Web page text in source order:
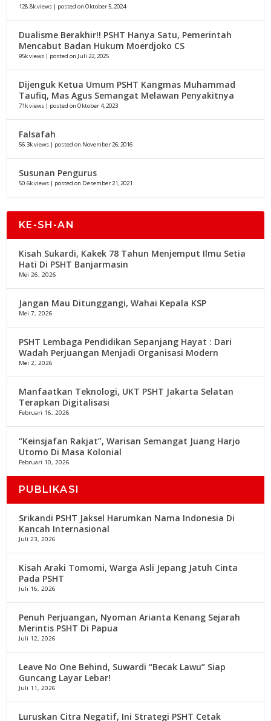
128.8k views | posted on Oktober 5, 2024
Dualisme Berakhir!! PSHT Hanya Satu, Pemerintah
Mencabut Badan Hukum Moerdjoko CS
95k views | posted on Juli 22, 2025
Dijenguk Ketua Umum PSHT Kangmas Muhammad
Taufiq, Mas Agus Semangat Melawan Penyakitnya
71k views | posted on Oktober 4, 2023
Falsafah
56.3k views | posted on November 26, 2016
Susunan Pengurus
50.6k views | posted on Desember 21, 2021
KE-SH-AN
Kisah Sukardi, Kakek 78 Tahun Menjemput Ilmu Setia
Hati Di PSHT Banjarmasin
Mei 26, 2026
Jangan Mau Ditunggangi, Wahai Kepala KSP
Mei 7, 2026
PSHT Lembaga Pendidikan Sepanjang Hayat : Dari
Wadah Perjuangan Menjadi Organisasi Modern
Mei 2, 2026
Manfaatkan Teknologi, UKT PSHT Jakarta Selatan
Terapkan Digitalisasi
Februari 16, 2026
“Keinsjafan Rakjat”, Warisan Semangat Juang Harjo
Utomo Di Masa Kolonial
Februari 10, 2026
PUBLIKASI
Srikandi PSHT Jaksel Harumkan Nama Indonesia Di
Kancah Internasional
Juli 23, 2026
Kisah Araki Tomomi, Warga Asli Jepang Jatuh Cinta
Pada PSHT
Juli 16, 2026
Penuh Perjuangan, Nyoman Arianta Kenang Sejarah
Merintis PSHT Di Papua
Juli 12, 2026
Leave No One Behind, Suwardi “Becak Lawu” Siap
Guncang Layar Lebar!
Juli 11, 2026
Luruskan Citra Negatif, Ini Strategi PSHT Cetak